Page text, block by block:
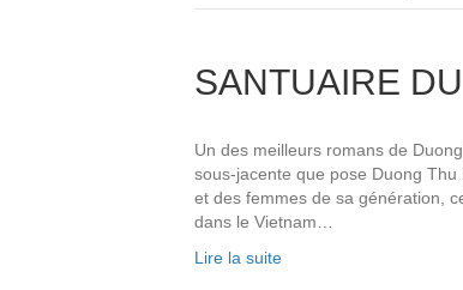
SANTUAIRE
Un des meilleurs romans de
sous-jacente que pose Duong
et des femmes de sa génération,
dans le Vietnam…
Lire la suite